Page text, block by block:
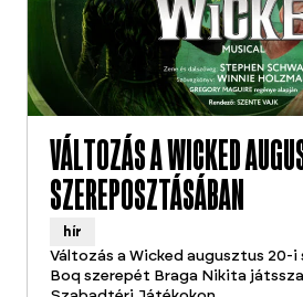
VÁLTOZÁS A WICKED
SZEREPOSZTÁSÁBAN
hír
Változás a Wicked augusztus 20-
Boq szerepét Braga Nikita